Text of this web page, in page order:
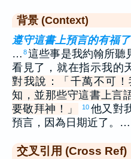
背景 (Context)
遵守這書上預言的有福了
… 8這些事是我約翰所聽
看見了，就在指示我的
對我說：「千萬不可
知，並那些守這書上言
要敬拜神！」
10 他又對
預言，因為日期近了。…
交叉引用 (Cross Ref)